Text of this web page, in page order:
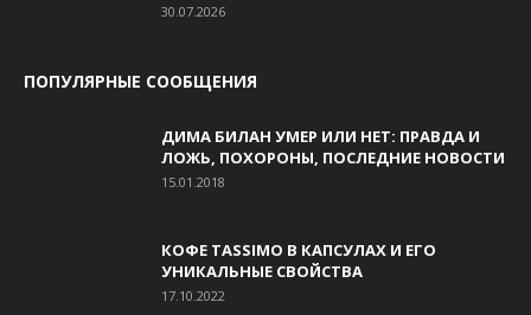
30.07.2026
ПОПУЛЯРНЫЕ СООБЩЕНИЯ
ДИМА БИЛАН УМЕР ИЛИ НЕТ: ПРАВДА И
ЛОЖЬ, ПОХОРОНЫ, ПОСЛЕДНИЕ НОВОСТИ
15.01.2018
КОФЕ TASSIMO В КАПСУЛАХ И ЕГО
УНИКАЛЬНЫЕ СВОЙСТВА
17.10.2022